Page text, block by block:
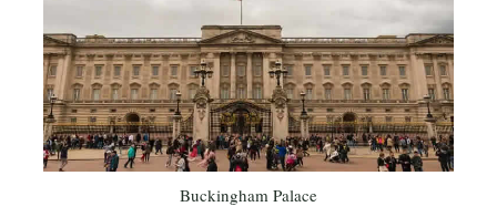
Buckingham Palace